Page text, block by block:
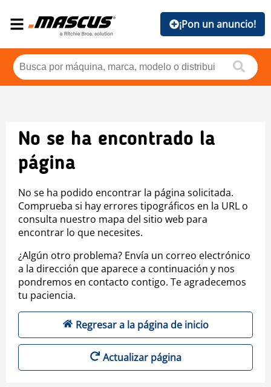
¡Pon un anuncio!
No se ha encontrado la
página
No se ha podido encontrar la página solicitada.
Comprueba si hay errores tipográficos en la URL o
consulta nuestro mapa del sitio web para
encontrar lo que necesites.
¿Algún otro problema? Envía un correo electrónico
a la dirección que aparece a continuación y nos
pondremos en contacto contigo. Te agradecemos
tu paciencia.
Regresar a la página de inicio
Actualizar página